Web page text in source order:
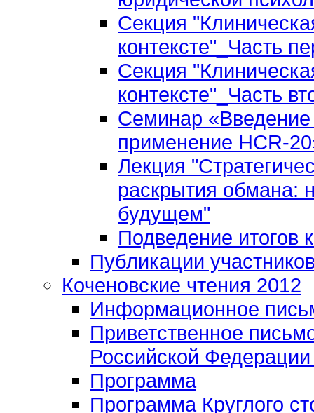
Секция
контексте"_Часть
Секция
контексте"_Часть
Семинар «Введение
применение HCR-
Лекция
раскрытия обмана:
будущем"
Подведение итогов
Публикации
Коченовские чтения 2012
Информационное
Приветственное
Российской
Программа
Программа Круглого